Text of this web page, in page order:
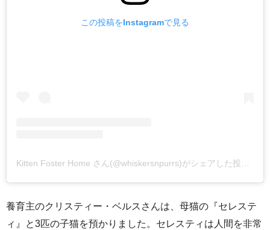
この投稿をInstagramで見る
Kitten Foster Home さん(@whiskersnpurrs)がシェアした投稿
養育主のクリスティー・ベルスさんは、母猫の『セレステ
ィ』と3匹の子猫を預かりました。セレスティは人間を非常